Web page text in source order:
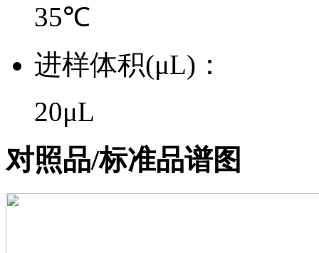
35℃
进样体积(μL)：
20μL
对照品/标准品谱图